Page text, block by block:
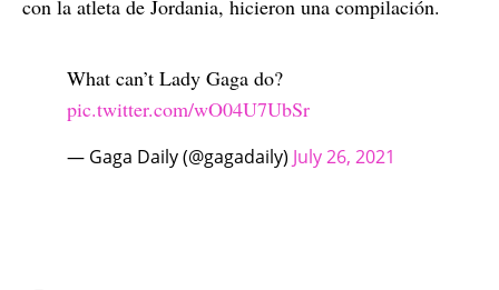
con la atleta de Jordania, hicieron una compilación.
What can’t Lady Gaga do?
pic.twitter.com/wO04U7UbSr
— Gaga Daily (@gagadaily) July 26, 2021